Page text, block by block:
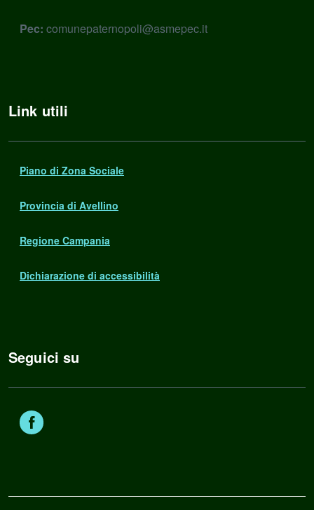
Pec: comunepaternopoli@asmepec.it
Link utili
Piano di Zona Sociale
Provincia di Avellino
Regione Campania
Dichiarazione di accessibilità
Seguici su